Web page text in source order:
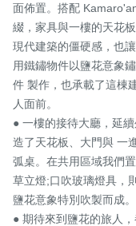
面佈置。搭配
綴，家具與一樓的天花
現代建築的僵硬感，也
用鐵鏽物件以鹽花意象
件 製作，也承載了這棟
人面前。
● 一樓的接待大廳，延
造了天花板、大門與 一
弧桌。在共用區域我們
草立燈;口吹玻璃燈具，
鹽花意象特別吹製而成。
● 期待來到鹽花的旅人